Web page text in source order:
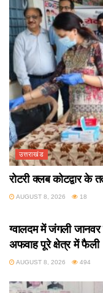
उत्तराखंड
रोटरी क्लब कोटद्वार के
AUGUST 8, 2026 18
ग्वालदम में जंगली
अफवाह पूरे क्षेत्र में फैली
AUGUST 8, 2026 494